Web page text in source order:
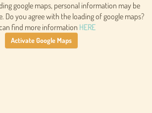
google maps, personal information may be
Do you agree with the loading of google maps?
find more information HERE